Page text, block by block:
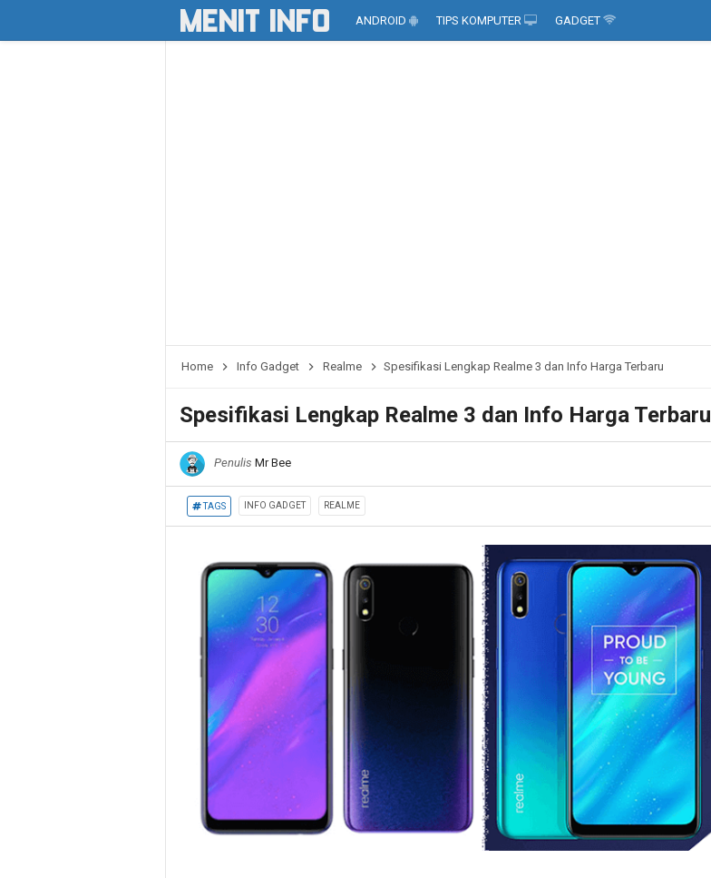
ANDROID TIPS KOMPUTER GADGET
Home Info Gadget Realme Spesifikasi Lengkap Realme 3 dan Info Harga Terbaru
Spesifikasi Lengkap Realme 3 dan Info Harga Terbaru
Penulis Mr Bee
TAGS INFO GADGET REALME